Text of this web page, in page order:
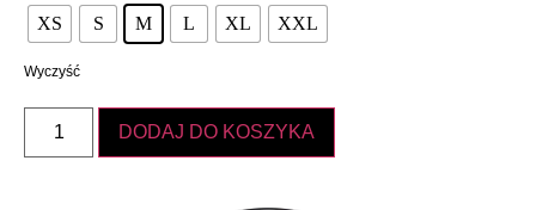
XS S M L XL XXL
Wyczyść
DODAJ DO KOSZYKA